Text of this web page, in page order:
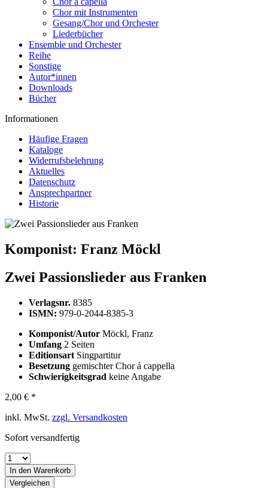
Chor mit Instrumenten
Gesang/Chor und Orchester
Liederbücher
Ensemble und Orchester
Reihe
Sonstige
Autor*innen
Downloads
Bücher
Informationen
Häufige Fragen
Kataloge
Widerrufsbelehrung
Aktuelles
Datenschutz
Ansprechpartner
Historie
Komponist: Franz Möckl
Zwei Passionslieder aus Franken
Verlagsnr. 8385
ISMN: 979-0-2044-8385-3
Komponist/Autor Möckl, Franz
Umfang 2 Seiten
Editionsart Singpartitur
Besetzung gemischter Chor á cappella
Schwierigkeitsgrad keine Angabe
2,00 € *
inkl. MwSt. zzgl. Versandkosten
Sofort versandfertig
In den Warenkorb
Vergleichen